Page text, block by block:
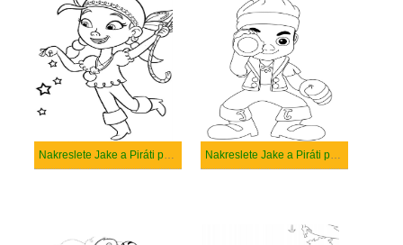
Nakreslete Jake a Piráti pro děti Nakreslete Jake a Piráti prostý tisknutelné